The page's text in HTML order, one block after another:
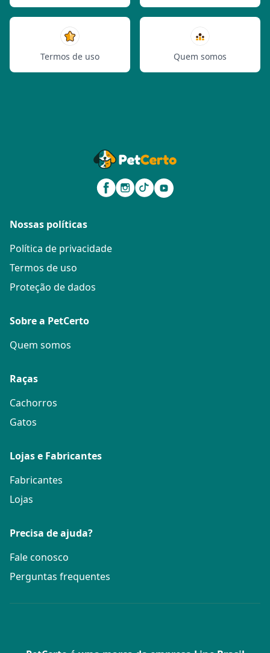
Termos de uso Quem somos
Nossas políticas
Política de privacidade
Termos de uso
Proteção de dados
Sobre a PetCerto
Quem somos
Raças
Cachorros
Gatos
Lojas e Fabricantes
Fabricantes
Lojas
Precisa de ajuda?
Fale conosco
Perguntas frequentes